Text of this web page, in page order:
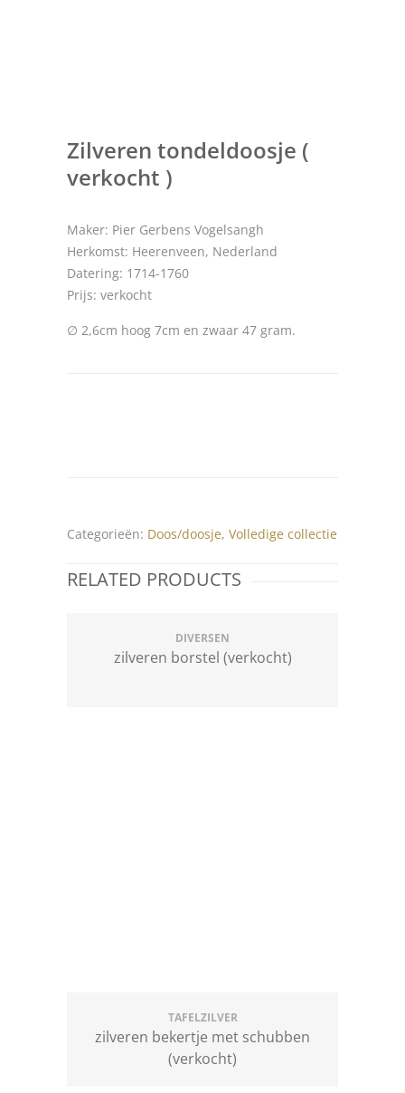
Zilveren tondeldoosje (
verkocht )
Maker: Pier Gerbens Vogelsangh
Herkomst: Heerenveen, Nederland
Datering: 1714-1760
Prijs: verkocht
∅ 2,6cm hoog 7cm en zwaar 47 gram.
Categorieën: Doos/doosje, Volledige collectie
RELATED PRODUCTS
DIVERSEN
zilveren borstel (verkocht)
TAFELZILVER
zilveren bekertje met schubben
(verkocht)